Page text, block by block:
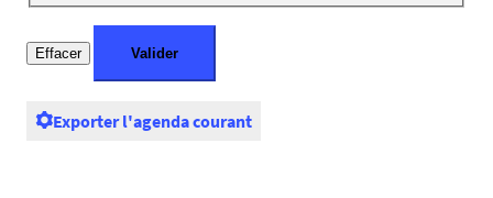
Exporter l'agenda courant